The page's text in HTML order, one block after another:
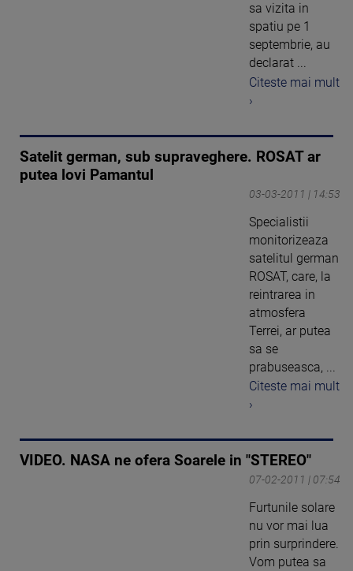
sa vizita in
spatiu pe 1
septembrie, au
declarat ...
Citeste mai mult
›
Satelit german, sub supraveghere. ROSAT ar
putea lovi Pamantul
03-03-2011 | 14:53
Specialistii
monitorizeaza
satelitul german
ROSAT, care, la
reintrarea in
atmosfera
Terrei, ar putea
sa se
prabuseasca, ...
Citeste mai mult
›
VIDEO. NASA ne ofera Soarele in "STEREO"
07-02-2011 | 07:54
Furtunile solare
nu vor mai lua
prin surprindere.
Vom putea sa